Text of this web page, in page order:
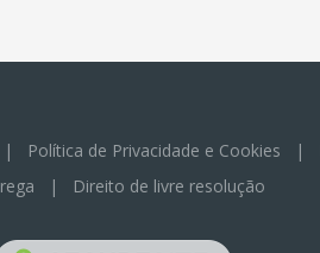
| Política de Privacidade e Cookies |
| Direito de livre resolução